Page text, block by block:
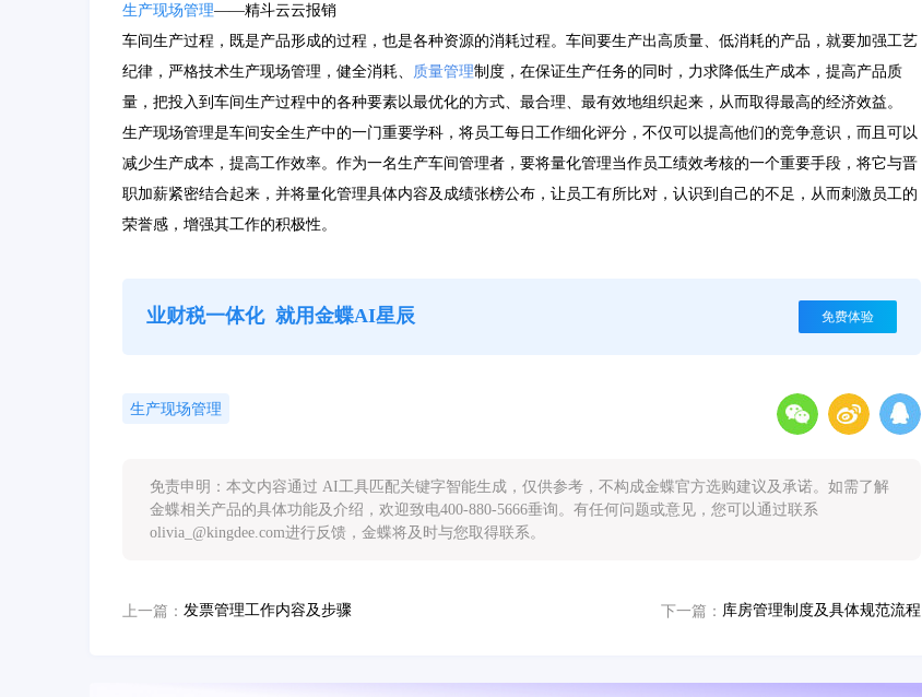
生产现场管理——精斗云云报销
车间生产过程，既是产品形成的过程，也是各种资源的消耗过程。车间要生产出高质量、低消耗的产品，就要加强工艺
纪律，严格技术生产现场管理，健全消耗、
质量管理制度，在保证生产任务的同时，力求降低生产成本，提高产品质
量，把投入到车间生产过程中的各种要素以最优化的方式、最合理、最有效地组织起来，从而取得最高的经济效益。
生产现场管理是车间安全生产中的一门重要学科，将员工每日工作细化评分，不仅可以提高他们的竞争意识，而且可以
减少生产成本，提高工作效率。作为一名生产车间管理者，要将量化管理当作员工绩效考核的一个重要手段，将它与晋
职加薪紧密结合起来，并将量化管理具体内容及成绩张榜公布，让员工有所比对，认识到自己的不足，从而刺激员工的
荣誉感，增强其工作的积极性。
业财税一体化 就用金蝶AI星辰 免费体验
生产现场管理
免责申明：本文内容通过 AI工具匹配关键字智能生成，仅供参考，不构成金蝶官方选购建议及承诺。如需了解
金蝶相关产品的具体功能及介绍，欢迎致电400-880-5666垂询。有任何问题或意见，您可以通过联系
olivia_@kingdee.com进行反馈，金蝶将及时与您取得联系。
上一篇： 发票管理工作内容及步骤 下一篇： 库房管理制度及具体规范流程